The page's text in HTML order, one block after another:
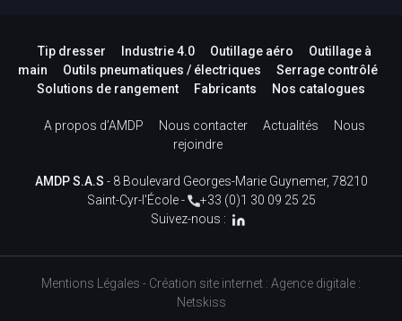
Tip dresser Industrie 4.0 Outillage aéro
Outillage à
main
Outils pneumatiques / électriques
Serrage contrôlé
Solutions de rangement
Fabricants Nos catalogues
A propos d’AMDP Nous contacter Actualités
Nous
rejoindre
AMDP S.A.S - 8 Boulevard Georges-Marie Guynemer, 78210
Saint-Cyr-l'École -
+33 (0)1 30 09 25 25
Suivez-nous :
Mentions Légales - Création site internet : Agence digitale :
Netskiss